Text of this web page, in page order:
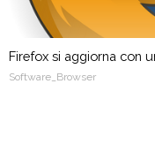
Firefox si aggiorna con
Software_Browser